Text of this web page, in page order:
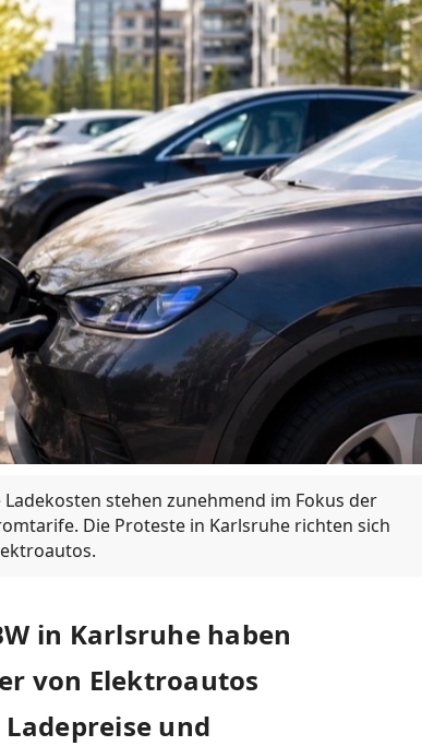
stehen zunehmend im Fokus der
Die Proteste in Karlsruhe richten sich
in Karlsruhe haben
von Elektroautos
und